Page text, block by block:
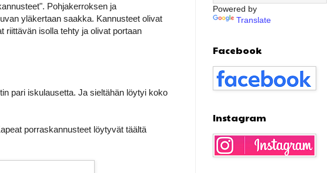
Pohjakerroksen ja
yläkertaan saakka. Kannusteet olivat
riittävän isolla tehty ja olivat portaan
pari iskulausetta. Ja sieltähän löytyi koko
porraskannusteet löytyvät täältä
Powered by
Translate
Facebook
Instagram